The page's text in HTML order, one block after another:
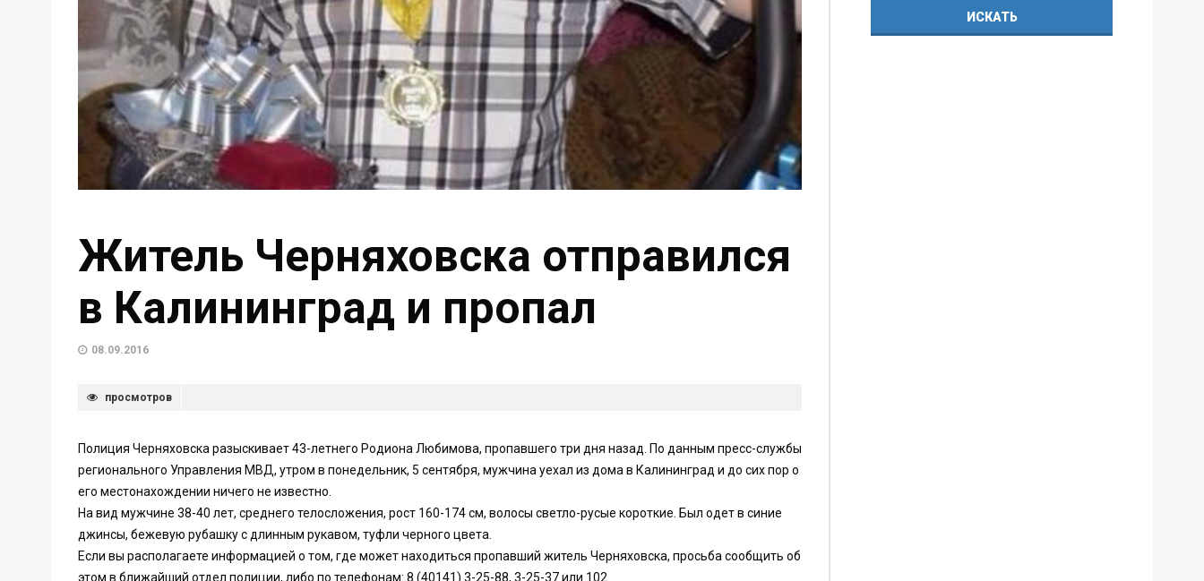
Житель Черняховска отправился
в Калининград и пропал
08.09.2016
просмотров
Полиция Черняховска разыскивает 43-летнего Родиона Любимова, пропавшего три дня назад. По данным пресс-службы
регионального Управления МВД, утром в понедельник, 5 сентября, мужчина уехал из дома в Калининград и до сих пор о
его местонахождении ничего не известно.
На вид мужчине 38-40 лет, среднего телосложения, рост 160-174 см, волосы светло-русые короткие. Был одет в синие
джинсы, бежевую рубашку с длинным рукавом, туфли черного цвета.
Если вы располагаете информацией о том, где может находиться пропавший житель Черняховска, просьба сообщить об
этом в ближайший отдел полиции, либо по телефонам: 8 (40141) 3-25-88, 3-25-37 или 102.